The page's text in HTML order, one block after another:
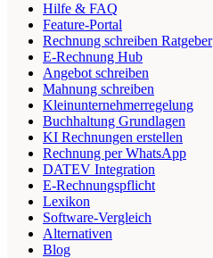
Hilfe & FAQ
Feature-Portal
Rechnung schreiben Ratgeber
E-Rechnung Hub
Angebot schreiben
Mahnung schreiben
Kleinunternehmerregelung
Buchhaltung Grundlagen
KI Rechnungen erstellen
Rechnung per WhatsApp
DATEV Integration
E-Rechnungspflicht
Lexikon
Software-Vergleich
Alternativen
Blog